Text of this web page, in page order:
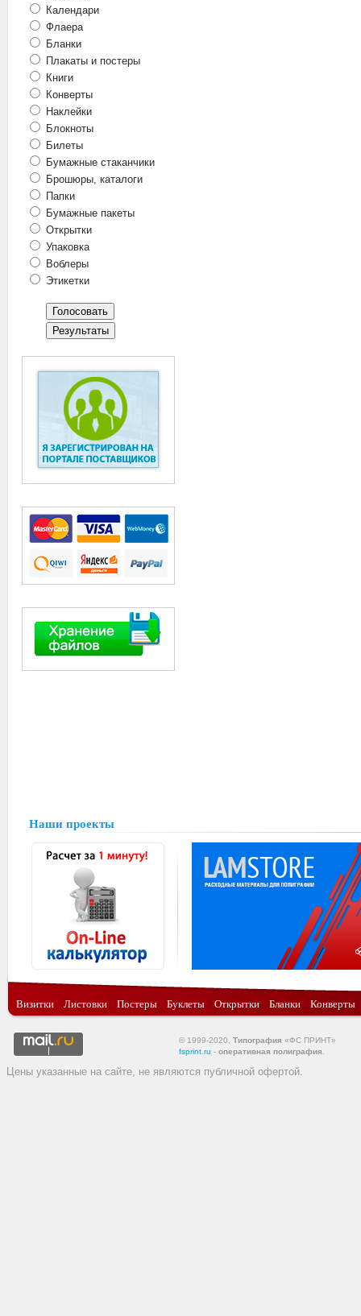
Календари
Флаера
Бланки
Плакаты и постеры
Книги
Конверты
Наклейки
Блокноты
Билеты
Бумажные стаканчики
Брошюры, каталоги
Папки
Бумажные пакеты
Открытки
Упаковка
Воблеры
Этикетки
Наши проекты
Визитки Листовки Постеры Буклеты Открытки Бланки Конверты
© 1999-2020, Типография «ФС ПРИНТ»
fsprint.ru - оперативная полиграфия
Цены указанные на сайте, не являются публичной офертой.